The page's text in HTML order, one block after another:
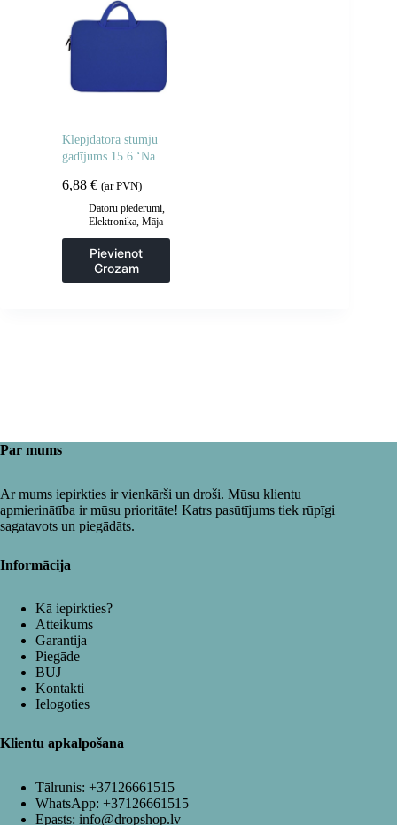
Klēpjdatora stūmju
gadījums 15.6 ‘Navy
6,88 € (ar PVN)
Datoru piederumi
Elektronika Māja
Pievienot
Grozam
Par mums
Ar mums iepirkties ir vienkārši un droši. Mūsu klientu
apmierinātība ir mūsu prioritāte! Katrs pasūtījums tiek rūpīgi
sagatavots un piegādāts.
Informācija
Kā iepirkties?
Atteikums
Garantija
Piegāde
BUJ
Kontakti
Ielogoties
Klientu apkalpošana
Tālrunis: +37126661515
WhatsApp: +37126661515
Epasts: info@dropshop.lv